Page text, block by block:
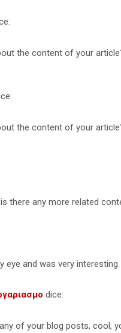
the content of your
the content of your
there any more related
eye and was very
dice:
of your blog posts, cool,